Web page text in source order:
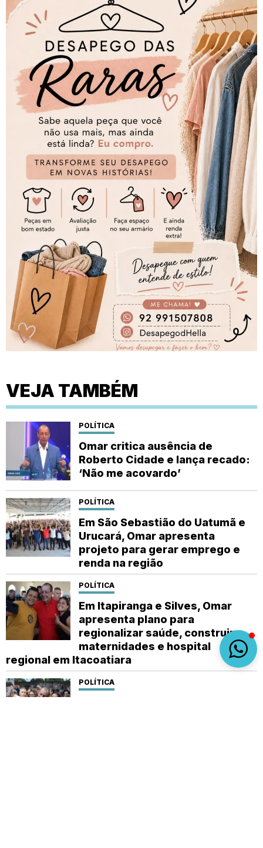
VEJA TAMBÉM
POLÍTICA
Omar critica ausência de
Roberto Cidade e lança recado:
‘Não me acovardo’
POLÍTICA
Em São Sebastião do Uatumã e
Urucará, Omar apresenta
projeto para gerar emprego e
renda na região
POLÍTICA
Em Itapiranga e Silves, Omar
apresenta plano para
regionalizar saúde, construir
maternidades e hospital
regional em Itacoatiara
POLÍTICA